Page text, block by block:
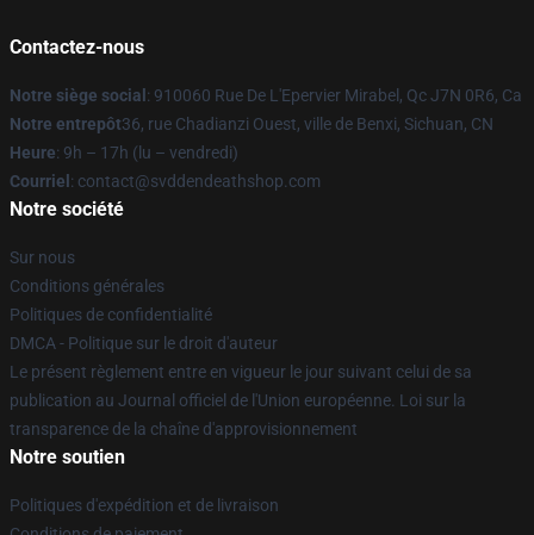
Contactez-nous
Notre siège social : 910060 Rue De L'Epervier Mirabel, Qc J7N 0R6, Ca
Notre entrepôt36, rue Chadianzi Ouest, ville de Benxi, Sichuan, CN
Heure: 9h – 17h (lu – vendredi)
Courriel : contact@svddendeathshop.com
Notre société
Sur nous
Conditions générales
Politiques de confidentialité
DMCA - Politique sur le droit d'auteur
Le présent règlement entre en vigueur le jour suivant celui de sa
publication au Journal officiel de l'Union européenne. Loi sur la
transparence de la chaîne d'approvisionnement
Notre soutien
Politiques d'expédition et de livraison